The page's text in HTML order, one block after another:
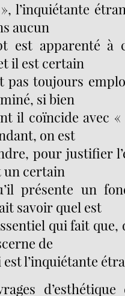
l’inquiétante
aucun
est apparenté à
il est certain
pas toujours
si bien
il coïncide avec
on est
pour justifier
un certain
présente un
savoir quel est
qui fait que,
de
l’inquiétante